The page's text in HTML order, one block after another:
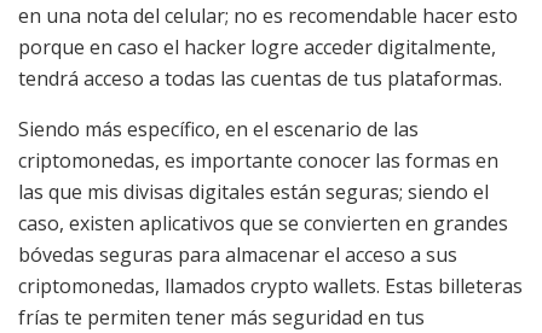
en una nota del celular; no es recomendable hacer esto
porque en caso el hacker logre acceder digitalmente,
tendrá acceso a todas las cuentas de tus plataformas.
Siendo más específico, en el escenario de las
criptomonedas, es importante conocer las formas en
las que mis divisas digitales están seguras; siendo el
caso, existen aplicativos que se convierten en grandes
bóvedas seguras para almacenar el acceso a sus
criptomonedas, llamados crypto wallets. Estas billeteras
frías te permiten tener más seguridad en tus